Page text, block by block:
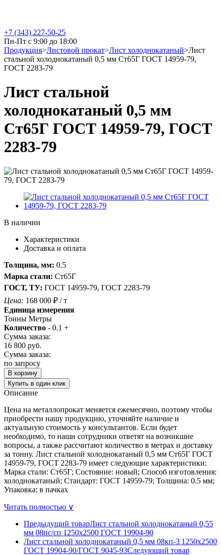
+7 (343) 227-50-25
Пн-Пт с 9:00 до 18:00
Продукция>Листовой прокат>Лист холоднокатаный>Лист
стальной холоднокатаный 0,5 мм Ст65Г ГОСТ 14959-79,
ГОСТ 2283-79
Лист стальной
холоднокатаный 0,5 мм
Ст65Г ГОСТ 14959-79, ГОСТ
2283-79
В наличии
Характеристики
Доставка и оплата
Толщина, мм: 0.5
Марка стали: Ст65Г
ГОСТ, ТУ: ГОСТ 14959-79, ГОСТ 2283-79
Цена: 168 000 ₽ / т
Единица измерения
Тонны Метры
Количество - 0.1 +
Сумма заказа:
16 800 руб.
Сумма заказа:
по запросу
В корзину
Купить в один клик
Описание
Цена на металлопрокат меняется ежемесячно, поэтому чтобы
приобрести нашу продукцию, уточняйте наличие и
актуальную стоимость у консультантов. Если будет
необходимо, то наши сотрудники ответят на возникшие
вопросы, а также рассчитают количество в метрах и доставку
за тонну. Лист стальной холоднокатаный 0,5 мм Ст65Г ГОСТ
14959-79, ГОСТ 2283-79 имеет следующие характеристики:
Марка стали: Ст65Г; Состояние: новый; Способ изготовления:
холоднокатаный; Стандарт: ГОСТ 14959-79; Толщина: 0.5 мм;
Упаковка: в пачках
Читать полностью ∨
Предыдущий товарЛист стальной холоднокатаный 0,55
мм 08пс/сп 1250х2500 ГОСТ 19904-90
Лист стальной холоднокатаный 0,5 мм 08кп-3 1250х2500
ГОСТ 19904-90/ГОСТ 9045-93Следующий товар